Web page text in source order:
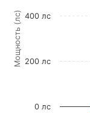
Мощность (лс)
0 лс
200 лс
400 лс